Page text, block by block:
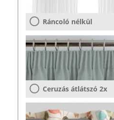
Ráncoló nélkül
Ceruzás átlátszó 2x